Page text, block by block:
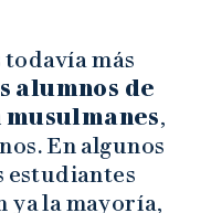
todavía más
alumnos de
,
En algunos
estudiantes
ya la mayoría,